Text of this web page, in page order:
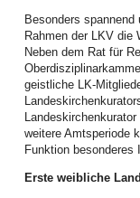
war der Jahreslosung
unserer Landeskirche
hielt Andrei Ciubotaru
Inspiriert und informiert
beschäftigten sich
Vorstandswahlen
vorgeschlagen. Nach
verabschiedeten sich
Besonders
Rahmen der LKV die
Neben dem Rat für
geistliche LK-
weitere Amtsperiode
Funktion besonderes
Erste weibliche